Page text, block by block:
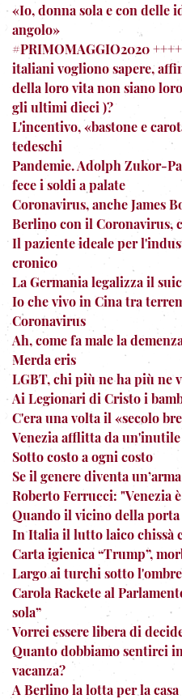
«Io, donna sola e con delle
angolo»
#PRIMOMAGGIO2020
italiani vogliono sapere,
della loro vita non siano
gli ultimi dieci )?
L'incentivo, «bastone e
tedeschi
Pandemie. Adolph Zukor-
fece i soldi a palate
Coronavirus, anche James
Berlino con il Coronavirus,
Il paziente ideale per
cronico
La Germania legalizza il
Io che vivo in Cina tra
Coronavirus
Ah, come fa male la
Merda eris
LGBT, chi più ne ha più ne
Ai Legionari di Cristo i
C'era una volta il «secolo
Venezia afflitta da un'inutile
Sotto costo a ogni costo
Se il genere diventa
Roberto Ferrucci: "Venezia
Quando il vicino della
In Italia il lutto laico chissà
Carta igienica “Trump”,
Largo ai turchi sotto
Carola Rackete al
sola”
Vorrei essere libera di
Quanto dobbiamo sentirci
vacanza?
A Berlino la lotta per la